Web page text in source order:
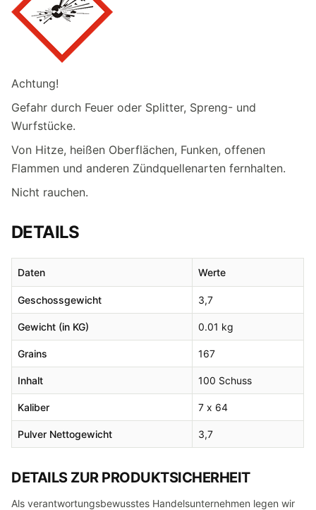
Achtung!
Gefahr durch Feuer oder Splitter, Spreng- und
Wurfstücke.
Von Hitze, heißen Oberflächen, Funken, offenen
Flammen und anderen Zündquellenarten fernhalten.
Nicht rauchen.
DETAILS
Daten Werte
Geschossgewicht 3,7
Gewicht (in KG) 0.01 kg
Grains 167
Inhalt 100 Schuss
Kaliber 7 x 64
Pulver Nettogewicht 3,7
DETAILS ZUR PRODUKTSICHERHEIT
Als verantwortungsbewusstes Handelsunternehmen legen wir